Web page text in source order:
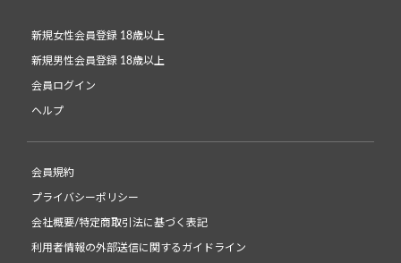
新規女性会員登録 18歳以上
新規男性会員登録 18歳以上
会員ログイン
ヘルプ
会員規約
プライバシーポリシー
会社概要/特定商取引法に基づく表記
利用者情報の外部送信に関するガイドライン